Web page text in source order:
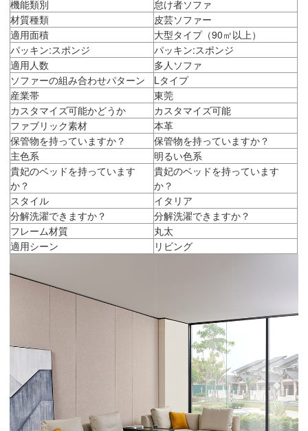
機能類別
怠け者ソファ
材質種類
皮芸ソファー
適用面積
大型タイプ（90㎡以上）
パッキン:スポンジ
パッキン:スポンジ
適用人数
多人ソファ
ソファーの組み合わせパターン
Lタイプ
産業帯
東莞
カスタマイズ可能かどうか
カスタマイズ可能
ファブリック素材
本革
保管物を持っていますか？
保管物を持っていますか？
主色系
明るい色系
貴妃のベッドを持っています
か？
貴妃のベッドを持っています
か？
スタイル
イタリア
分解洗濯できますか？
分解洗濯できますか？
フレーム材質
丸太
適用シーン
リビング